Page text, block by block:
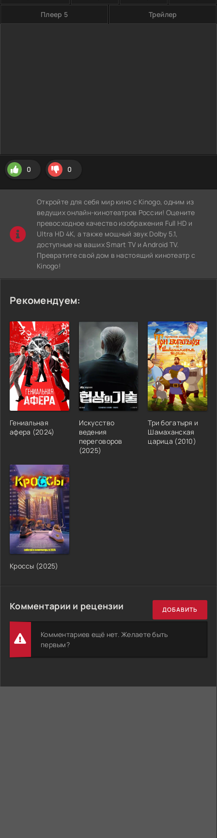
Плеер 5 Трейлер
0 0
Откройте для себя мир кино с Kinogo, одним из
ведущих онлайн-кинотеатров России! Оцените
превосходное качество изображения Full HD и
Ultra HD 4K, а также мощный звук Dolby 5.1,
доступные на ваших Smart TV и Android TV.
Превратите свой дом в настоящий кинотеатр с
Kinogo!
Рекомендуем:
Гениальная
афера (2024)
Искусство
ведения
переговоров
(2025)
Три богатыря и
Шамаханская
царица (2010)
Кроссы (2025)
Комментарии и рецензии ДОБАВИТЬ
Комментариев ещё нет. Желаете быть
первым?